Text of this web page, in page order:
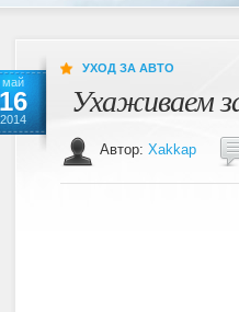
май
16
2014
УХОД ЗА АВТО
Ухаживаем
Автор: Xakkap